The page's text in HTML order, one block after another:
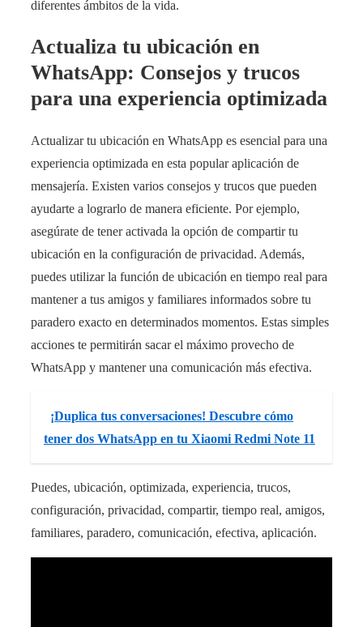
diferentes ámbitos de la vida.
Actualiza tu ubicación en
WhatsApp: Consejos y trucos
para una experiencia optimizada
Actualizar tu ubicación en WhatsApp es esencial para una
experiencia optimizada en esta popular aplicación de
mensajería. Existen varios consejos y trucos que pueden
ayudarte a lograrlo de manera eficiente. Por ejemplo,
asegúrate de tener activada la opción de compartir tu
ubicación en la configuración de privacidad. Además,
puedes utilizar la función de ubicación en tiempo real para
mantener a tus amigos y familiares informados sobre tu
paradero exacto en determinados momentos. Estas simples
acciones te permitirán sacar el máximo provecho de
WhatsApp y mantener una comunicación más efectiva.
¡Duplica tus conversaciones! Descubre cómo
tener dos WhatsApp en tu Xiaomi Redmi Note 11
Puedes, ubicación, optimizada, experiencia, trucos,
configuración, privacidad, compartir, tiempo real, amigos,
familiares, paradero, comunicación, efectiva, aplicación.